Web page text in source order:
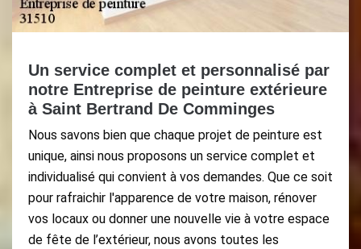
Un service complet et personnalisé par
notre Entreprise de peinture extérieure
à Saint Bertrand De Comminges
Nous savons bien que chaque projet de peinture est
unique, ainsi nous proposons un service complet et
individualisé qui convient à vos demandes. Que ce soit
pour rafraichir l'apparence de votre maison, rénover
vos locaux ou donner une nouvelle vie à votre espace
de fête de l’extérieur, nous avons toutes les